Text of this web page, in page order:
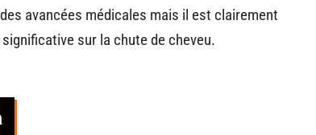
avancées médicales mais il est clairement
sur la chute de cheveu.